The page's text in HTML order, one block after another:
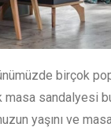
birçok
masa sandalyesi
yaşını ve